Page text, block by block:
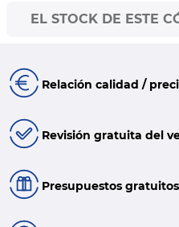
EL STOCK DE ESTE
Relación calidad /
Revisión gratuita del
Presupuestos